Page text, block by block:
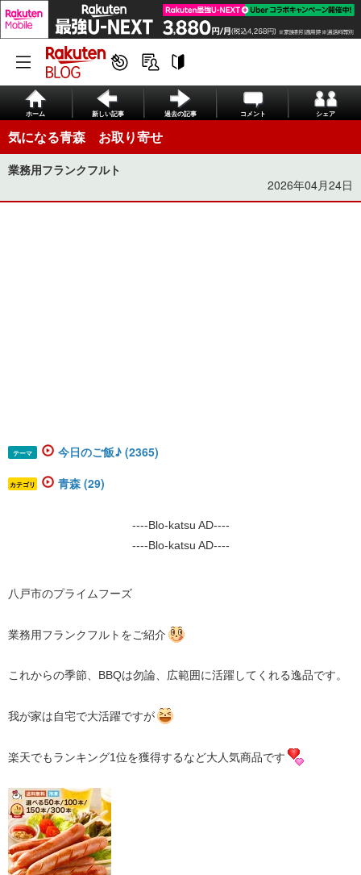
ホーム 新しい記事 過去の記事 コメント シェア
気になる青森 お取り寄せ
業務用フランクフルト
2026年04月24日
テーマ 今日のご飯♪ (2365)
カテゴリ 青森 (29)
----Blo-katsu AD----
----Blo-katsu AD----
八戸市のプライムフーズ
業務用フランクフルトをご紹介
これからの季節、BBQは勿論、広範囲に活躍してくれる逸品です。
我が家は自宅で大活躍ですが
楽天でもランキング1位を獲得するなど大人気商品です